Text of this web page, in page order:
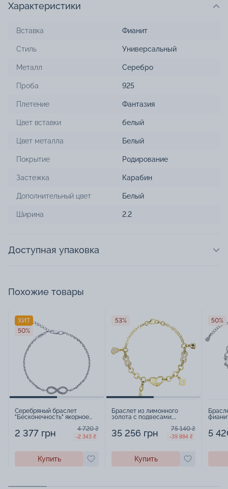
Характеристики
Вставка Фианит
Стиль Универсальный
Металл Серебро
Проба 925
Плетение Фантазия
Цвет вставки белый
Цвет металла Белый
Покрытие Родирование
Застежка Карабин
Дополнительный цвет Белый
Ширина 2.2
Доступная упаковка
Похожие товары
ХИТ
50%
Серебряный браслет
"Бесконечность" якорное
2 377 грн 4 720 ₴
-2 343 ₴
Купить
53%
Браслет из лимонного
золота с подвесами,
плетение шопард - 967259
35 256 грн 75 140 ₴
-39 884 ₴
Купить
50%
5